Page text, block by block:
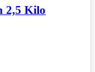
2,5 Kilo